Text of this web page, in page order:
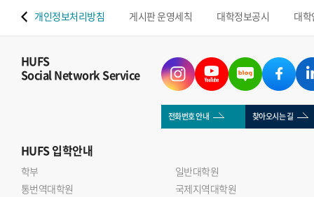
개인정보처리방침 게시판 운영세칙 대학정보공시 대
HUFS
Social Network Service
전화번호 안내 찾아오시는 길
HUFS입학안내
학부
일반대학원
통번역대학원
국제지역대학원